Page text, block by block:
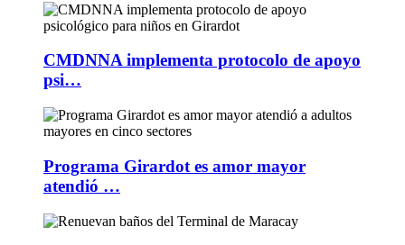
CMDNNA implementa protocolo de apoyo
psi…
Programa Girardot es amor mayor
atendió …